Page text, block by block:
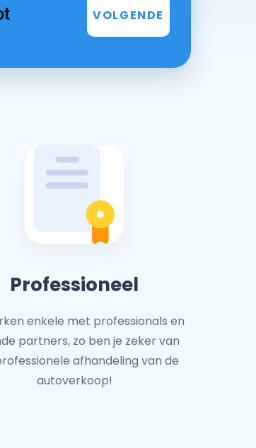
VOLGENDE
Professioneel
enkele met professionals en
partners, zo ben je zeker van
afhandeling van de
autoverkoop!